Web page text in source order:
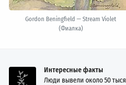
Gordon Beningfield — Stream Violet
(Фиалка)
Интересные факты
Люди вывели около 50